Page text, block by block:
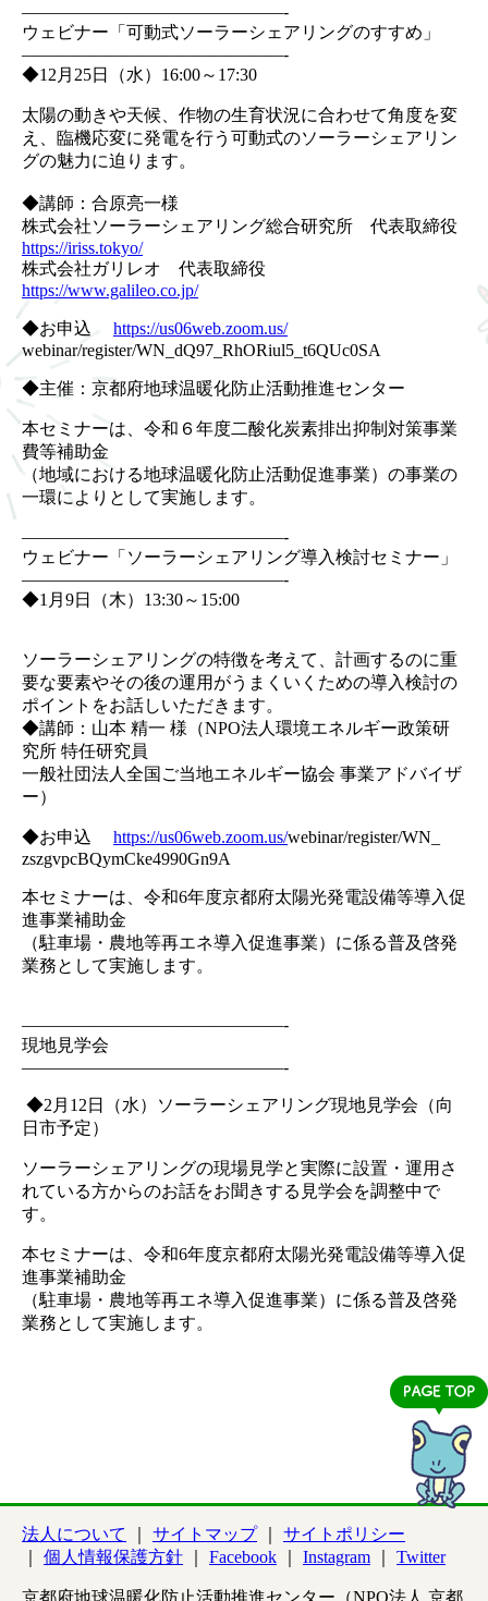
———————————————-
ウェビナー「可動式ソーラーシェアリングのすすめ」
———————————————-
◆12月25日（水）16:00～17:30
太陽の動きや天候、作物の生育状況に合わせて角度を変
え、 臨機応変に発電を行う可動式のソーラーシェアリン
グの魅力に迫り ます。
◆講師：合原亮一様
株式会社ソーラーシェアリング総合研究所 代表取締役
https://iriss.tokyo/
株式会社ガリレオ 代表取締役
https://www.galileo.co.jp/
◆お申込 https://us06web.zoom.us/
webinar/register/WN_dQ97_ RhORiul5_t6QUc0SA
◆主催：京都府地球温暖化防止活動推進センター
本セミナーは、令和６年度二酸化炭素排出抑制対策事業
費等補助金
（地域における地球温暖化防止活動促進事業） の事業の
一環によりとして実施します。
———————————————-
ウェビナー「ソーラーシェアリング導入検討セミナー」
———————————————-
◆1月9日（木）13:30～15:00
ソーラーシェアリングの特徴を考えて、 計画するのに重
要な要素やその後の運用がうまくいくための導入検討の
ポイントをお話しいただきます。
◆講師：山本 精一 様（NPO法人環境エネルギー政策研
究所 特任研究員
一般社団法人全国ご当地エネルギー協会 事業アドバイザ
ー）
◆お申込 https://us06web.zoom.us/webinar/register/WN_
zszgvpcBQymCke4990Gn9A
本セミナーは、 令和6年度京都府太陽光発電設備等導入促
進事業補助金
（駐車場・農地等再エネ導入促進事業） に係る普及啓発
業務として実施します。
———————————————-
現地見学会
———————————————-
◆2月12日（水）ソーラーシェアリング現地見学会（向
日市予定）
ソーラーシェアリングの現場見学と実際に設置・ 運用さ
れている方からのお話をお聞きする見学会を調整中で
す。
本セミナーは、 令和6年度京都府太陽光発電設備等導入促
進事業補助金
（駐車場・農地等再エネ導入促進事業） に係る普及啓発
業務として実施します。
法人について サイトマップ
サイトポリシー
個人情報保護方針
Facebook Instagram Twitter